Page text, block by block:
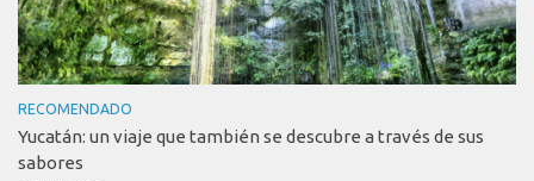
RECOMENDADO
Yucatán: un viaje que también se descubre a través de sus
sabores